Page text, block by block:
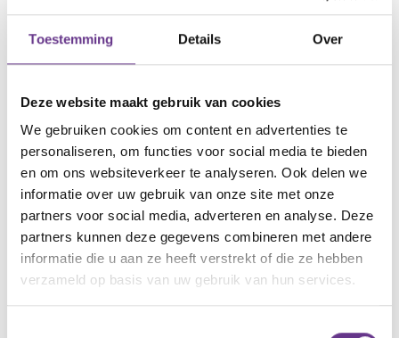
Toestemming Details Over
Deze website maakt gebruik van cookies
We gebruiken cookies om content en advertenties te
personaliseren, om functies voor social media te bieden
en om ons websiteverkeer te analyseren. Ook delen we
informatie over uw gebruik van onze site met onze
partners voor social media, adverteren en analyse. Deze
partners kunnen deze gegevens combineren met andere
informatie die u aan ze heeft verstrekt of die ze hebben
verzameld op basis van uw gebruik van hun services.
evenementen waar zij aan bij hebben gedragen.
Toegankelijke stranden
Een dagje naar het strand. Heerlijk uitwaaien, naar
het oneindige uitzicht kijken en een gezellig
strandtentje bezoeken. Die mogelijkheid gun je
iedereen. Gelukkig is er in Nederland ook gedacht
aan strandliefhebbers met beperkingen.
Strandlocaties, zoals Scheveningen en Zandvoort,
bieden speciale strandrolstoelen en aangepaste
strandpaden, waardoor het strand voor iedereen